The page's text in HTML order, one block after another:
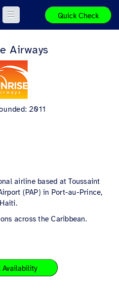
Quick Check
Airways
2011
airline based at Toussaint
(PAP) in Port-au-Prince,
Haiti.
across the Caribbean.
Availability